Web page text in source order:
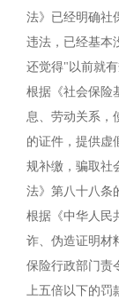
法》已经明确社
违法，已经基本
还觉得"以前就
根据《社会保险
息、劳动关系，
的证件，提供虚
规补缴，骗取社
法》第八十八条
根据《中华人民
诈、伪造证明材
保险行政部门责
上五倍以下的罚